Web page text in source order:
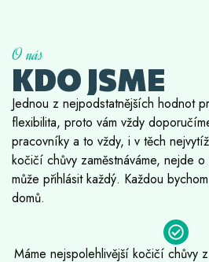
O nás
KDO JSME
Jednou z nejpodstatnějších hodnot
flexibilita, proto vám vždy
pracovníky a to vždy, i v těch
kočičí chůvy zaměstnáváme, nejde
může přihlásit každý. Každou
domů.
Máme nejspolehlivější kočičí chůvy